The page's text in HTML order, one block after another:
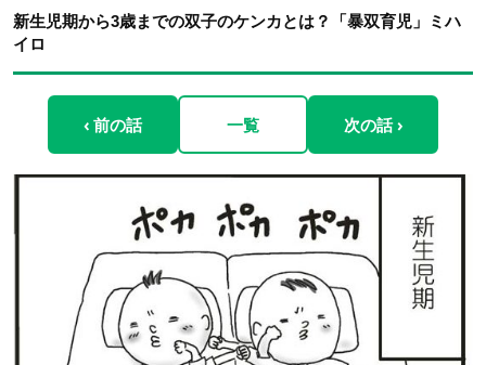
新生児期から3歳までの双子のケンカとは？「暴双育児」ミハ
イロ
‹ 前の話 一覧 次の話 ›